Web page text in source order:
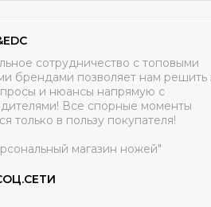
сотрудничество с топовыми
брендами позволяет нам решить
и нюансы напрямую с
Все спорные моменты
только в пользу покупателя!
магазин ножей"